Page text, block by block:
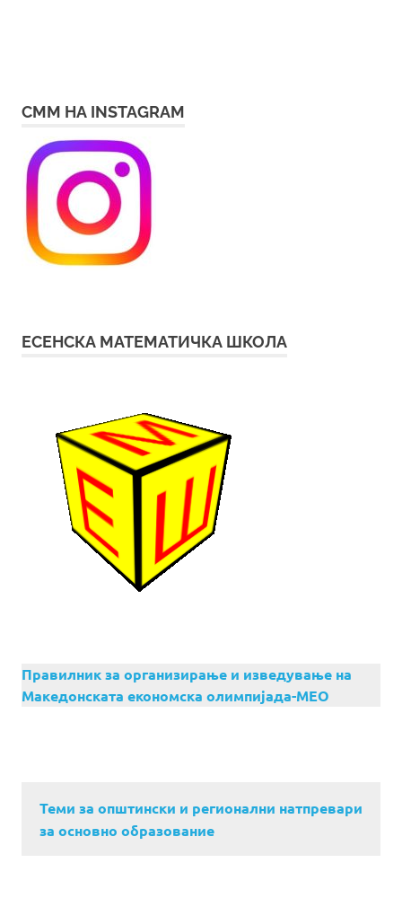
СММ НА INSTAGRAM
ЕСЕНСКА МАТЕМАТИЧКА ШКОЛА
Правилник за организирање и изведување на
Македонската економска олимпијада-МЕО
Теми за општински и регионални натпревари
за основно образование